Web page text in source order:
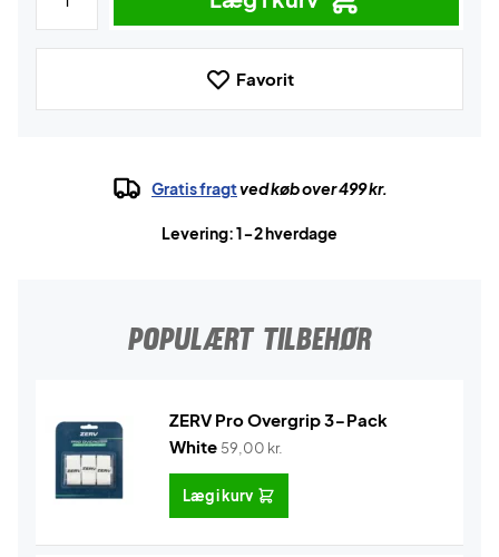
Favorit
Gratis fragtved køb over 499 kr.
Levering: 1-2 hverdage
POPULÆRT TILBEHØR
ZERV Pro Overgrip 3-Pack
White 59,00 kr.
Læg i kurv